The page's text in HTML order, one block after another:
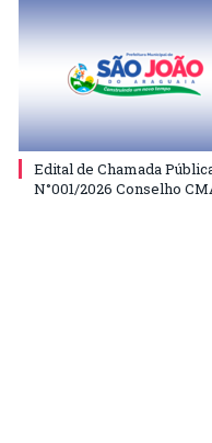
Edital de Chamada
N°001/2026 Conselho